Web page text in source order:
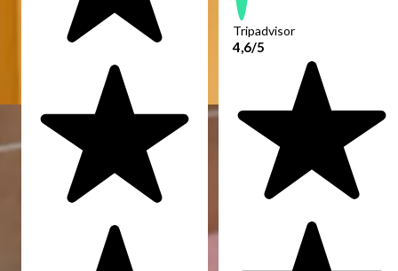
Tripadvisor
4,6/5